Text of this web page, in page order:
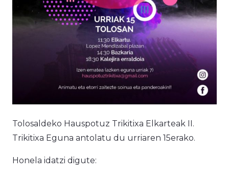
Tolosaldeko Hauspotuz Trikitixa Elkarteak II.
Trikitixa Eguna antolatu du urriaren 15erako.
Honela idatzi digute: